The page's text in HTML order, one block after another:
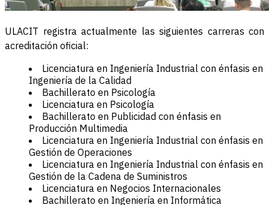
ULACIT registra actualmente las siguientes carreras con
acreditación oficial:
Licenciatura en Ingeniería Industrial con énfasis en
Ingeniería de la Calidad
Bachillerato en Psicología
Licenciatura en Psicología
Bachillerato en Publicidad con énfasis en
Producción Multimedia
Licenciatura en Ingeniería Industrial con énfasis en
Gestión de Operaciones
Licenciatura en Ingeniería Industrial con énfasis en
Gestión de la Cadena de Suministros
Licenciatura en Negocios Internacionales
Bachillerato en Ingeniería en Informática